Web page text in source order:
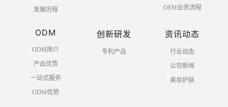
发展历程
OEM业务流程
ODM
ODM简介
产品优势
一站式服务
ODM优势
创新研发
专利产品
资讯动态
行业动态
公司新闻
美妆护肤